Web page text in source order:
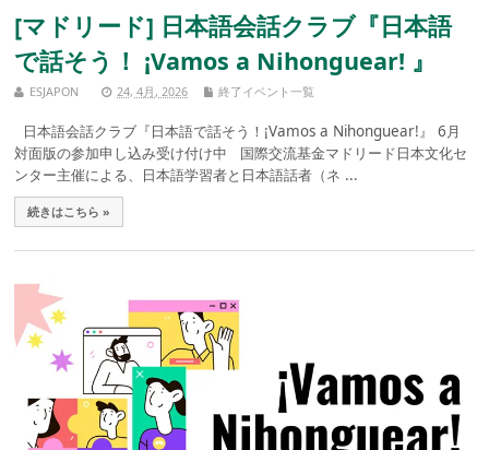
[マドリード] 日本語会話クラブ『日本語
で話そう！ ¡Vamos a Nihonguear! 』
ESJAPON 24, 4月, 2026 終了イベント一覧
日本語会話クラブ『日本語で話そう！¡Vamos a Nihonguear!』 6月
対面版の参加申し込み受け付け中 国際交流基金マドリード日本文化セ
ンター主催による、日本語学習者と日本語話者（ネ ...
続きはこちら »